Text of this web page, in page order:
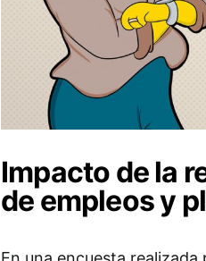
Impacto de la
de empleos y